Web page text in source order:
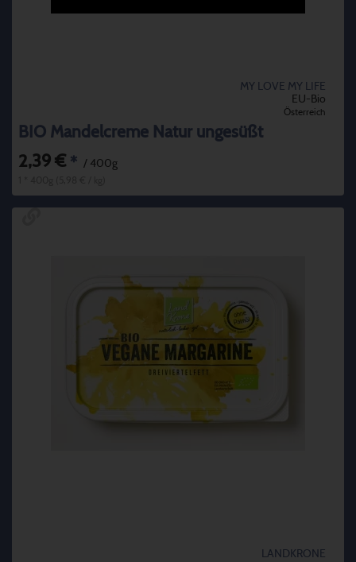
MY LOVE MY LIFE
EU-Bio
Österreich
BIO Mandelcreme Natur ungesüßt
2,39 € * / 400g
LANDKRONE